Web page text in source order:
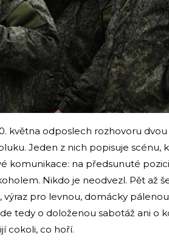
května odposlech rozhovoru
Jeden z nich popisuje scénu,
komunikace: na předsunuté
Nikdo je neodvezl. Pět až
výraz pro levnou, domácky
tedy o doloženou sabotáž ani o
cokoli, co hoří.